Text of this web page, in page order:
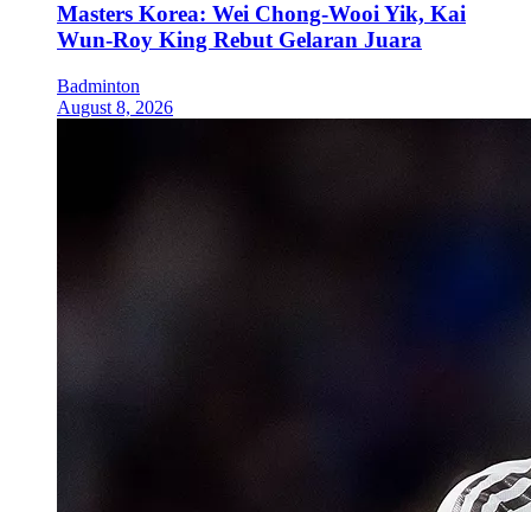
Masters Korea: Wei Chong-Wooi Yik, Kai
Wun-Roy King Rebut Gelaran Juara
Badminton
August 8, 2026